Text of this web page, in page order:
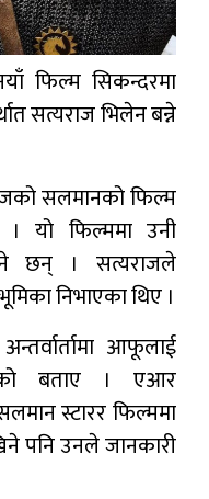
फिल्म सिकन्दरमा
सत्यराज भिलेन बन्ने
सलमानको फिल्म
। यो फिल्ममा उनी
छन् । सत्यराजले
निभाएका थिए ।
आफूलाई
बताए । एआर
स्टारर फिल्ममा
पनि उनले जानकारी